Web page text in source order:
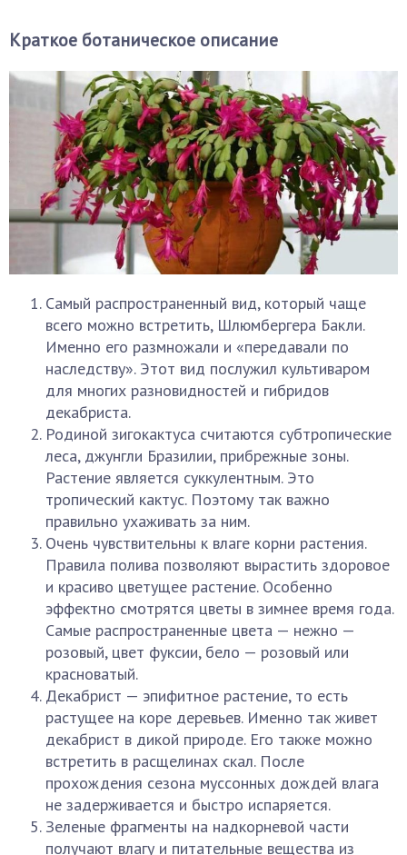
Краткое ботаническое описание
Самый распространенный вид, который чаще
всего можно встретить, Шлюмбергера Бакли.
Именно его размножали и «передавали по
наследству». Этот вид послужил культиваром
для многих разновидностей и гибридов
декабриста.
Родиной зигокактуса считаются субтропические
леса, джунгли Бразилии, прибрежные зоны.
Растение является суккулентным. Это
тропический кактус. Поэтому так важно
правильно ухаживать за ним.
Очень чувствительны к влаге корни растения.
Правила полива позволяют вырастить здоровое
и красиво цветущее растение. Особенно
эффектно смотрятся цветы в зимнее время года.
Самые распространенные цвета — нежно —
розовый, цвет фуксии, бело — розовый или
красноватый.
Декабрист — эпифитное растение, то есть
растущее на коре деревьев. Именно так живет
декабрист в дикой природе. Его также можно
встретить в расщелинах скал. После
прохождения сезона муссонных дождей влага
не задерживается и быстро испаряется.
Зеленые фрагменты на надкорневой части
получают влагу и питательные вещества из